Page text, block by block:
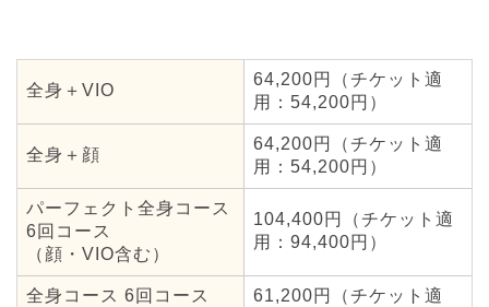
全身＋VIO
64,200円（チケット適
用：54,200円）
全身＋顔
64,200円（チケット適
用：54,200円）
パーフェクト全身コース
6回コース
（顔・VIO含む）
104,400円（チケット適
用：94,400円）
全身コース 6回コース
61,200円（チケット適